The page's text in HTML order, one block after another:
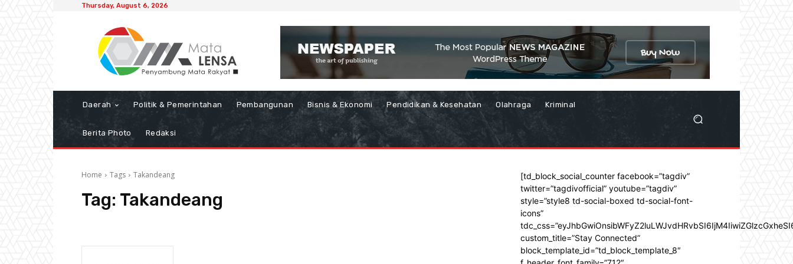
Thursday, August 6, 2026
Daerah Politik & Pemerintahan Pembangunan Bisnis & Ekonomi Pendidikan & Kesehatan Olahraga Kriminal
Berita Photo Redaksi
Home Tags Takandeang
Tag: Takandeang
[td_block_social_counter facebook=”tagdiv”
twitter=”tagdivofficial” youtube=”tagdiv”
style=”style8 td-social-boxed td-social-font-
icons”
custom_title=”Stay Connected”
block_template_id=”td_block_template_8″